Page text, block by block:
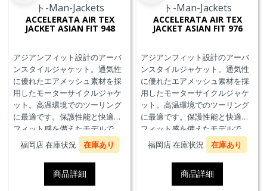
ACCELERATA AIR TEX
JACKET ASIAN FIT 948
アジアンフィット設計のアーバ
ンスタイルジャケット。通気性
に優れたエアメッシュ素材を採
用したモーターサイクルジャケ
ット。高温環境でのツーリング
に最適です。保護性能と快適な
フィット感を備えたモデルで
す。
福岡店 在庫状況 在庫あり
商品詳細
ACCELERATA AIR TEX
JACKET ASIAN FIT 976
アジアンフィット設計のアーバ
ンスタイルジャケット。通気性
に優れたエアメッシュ素材を採
用したモーターサイクルジャケ
ット。高温環境でのツーリング
に最適です。保護性能と快適な
フィット感を備えたモデルで
す。
福岡店 在庫状況 在庫あり
商品詳細